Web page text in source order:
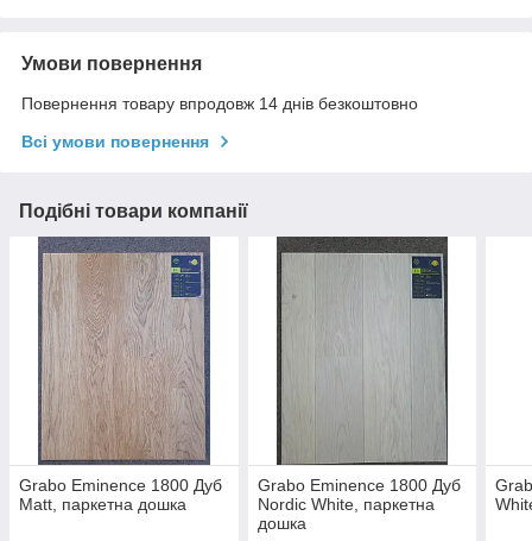
Умови повернення
Повернення товару впродовж 14 днів безкоштовно
Всі умови повернення
Подібні товари компанії
Grabo Eminence 1800 Дуб
Matt, паркетна дошка
Grabo Eminence 1800 Дуб
Nordic White, паркетна
дошка